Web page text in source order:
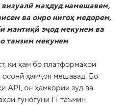
маҳдуд намешавем,
ва онро нигоҳ медорем,
мантиқӣ эҷод мекунем ва
танзим мекунем
ки ҳам бо платформаҳои
осонӣ ҳамҷоя мешавад. Бо
API, он ҳамкории зуд ва
гуногуни IT таъмин